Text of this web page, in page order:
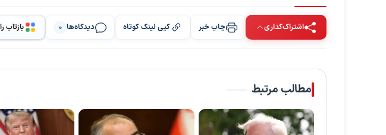
اشتراک‌گذاری چاپ خبر کپی لینک کوتاه دیدگاه‌ها 0 بازتاب
مطالب مرتبط